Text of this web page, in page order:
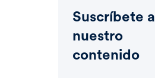
Suscríbete a
nuestro
contenido